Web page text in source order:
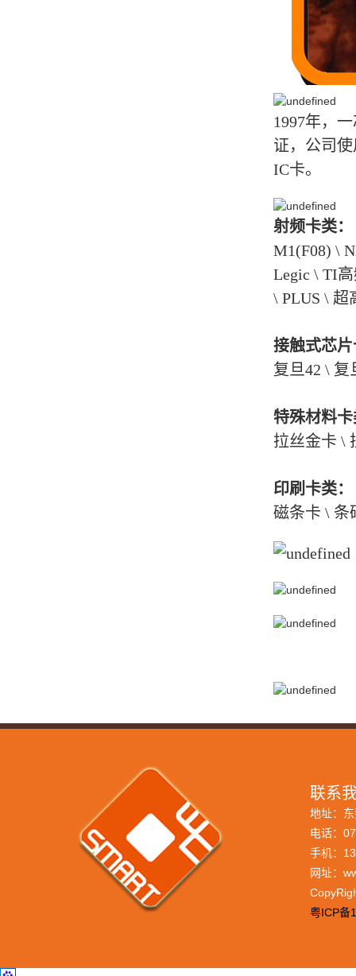
1997年，
证，公司
IC卡。
射频卡类：
M1(F08) \
Legic \ TI高
\ PLUS \ 超
接触式芯
复旦42 \ 复
特殊材料
拉丝金卡 \
印刷卡类：
磁条卡 \ 条
联系
地址：
电话：
手机：
网址：
粤ICP备